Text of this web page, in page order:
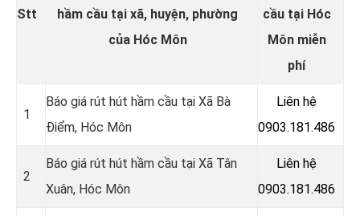
Stt
hầm cầu tại xã, huyện, phường
của Hóc Môn
cầu tại Hóc
Môn miễn
phí
1
Báo giá rút hút hầm cầu tại Xã Bà
Điểm, Hóc Môn
Liên hệ
0903.181.486
2
Báo giá rút hút hầm cầu tại Xã Tân
Xuân, Hóc Môn
Liên hệ
0903.181.486